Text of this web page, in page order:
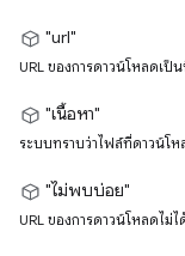
"url"
URL ของการดาวน์โหลดเป็
"เนื้อหา"
ระบบทราบว่าไฟล์ที่ดาวน์โ
"ไม่พบบ่อย"
URL ของการดาวน์โหลดไม่